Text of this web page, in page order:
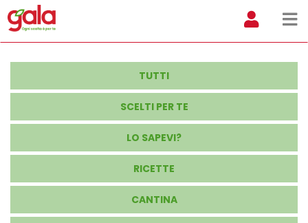
TUTTI
SCELTI PER TE
LO SAPEVI?
RICETTE
CANTINA